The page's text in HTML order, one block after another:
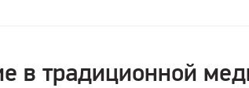
в традиционной